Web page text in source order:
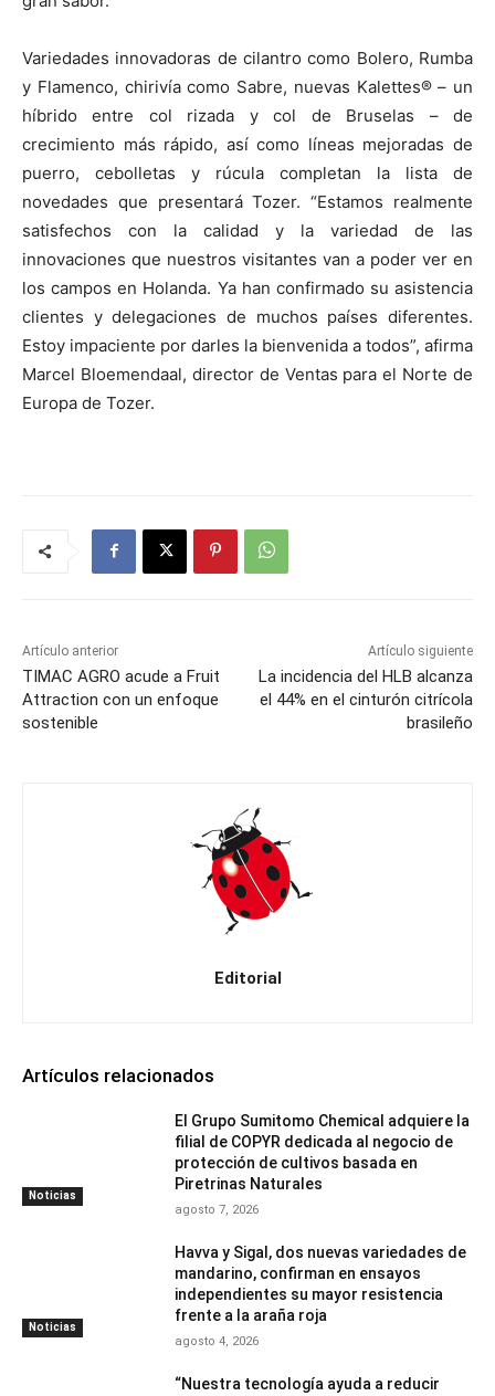
Variedades innovadoras de cilantro como Bolero, Rumba
y Flamenco, chirivía como Sabre, nuevas Kalettes® – un
híbrido entre col rizada y col de Bruselas – de
crecimiento más rápido, así como líneas mejoradas de
puerro, cebolletas y rúcula completan la lista de
novedades que presentará Tozer. “Estamos realmente
satisfechos con la calidad y la variedad de las
innovaciones que nuestros visitantes van a poder ver en
los campos en Holanda. Ya han confirmado su asistencia
clientes y delegaciones de muchos países diferentes.
Estoy impaciente por darles la bienvenida a todos”, afirma
Marcel Bloemendaal, director de Ventas para el Norte de
Europa de Tozer.
Artículo anterior
TIMAC AGRO acude a Fruit
Attraction con un enfoque
sostenible
Artículo siguiente
La incidencia del HLB alcanza
el 44% en el cinturón citrícola
brasileño
Editorial
Artículos relacionados
Noticias
El Grupo Sumitomo Chemical adquiere la
filial de COPYR dedicada al negocio de
protección de cultivos basada en
Piretrinas Naturales
agosto 7, 2026
Noticias
Havva y Sigal, dos nuevas variedades de
mandarino, confirman en ensayos
independientes su mayor resistencia
frente a la araña roja
agosto 4, 2026
“Nuestra tecnología ayuda a reducir